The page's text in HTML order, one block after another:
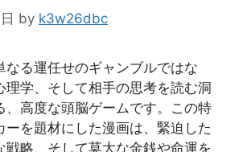
by k3w26dbc
なる運任せのギャンブルではな
理学、そして相手の思考を読む洞
、高度な頭脳ゲームです。この特
ーを題材にした漫画は、緊迫した
戦略、そして莫大な金銭や命運を